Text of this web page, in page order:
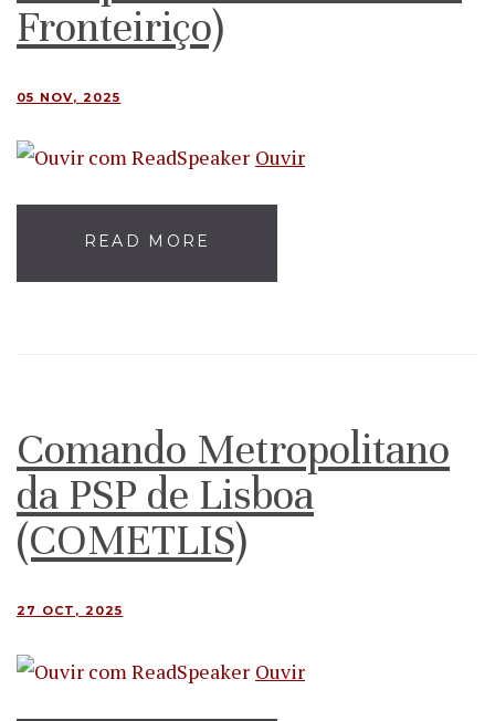
Fronteiriço)
05 NOV, 2025
Ouvir
READ MORE
Comando Metropolitano
da PSP de Lisboa
(COMETLIS)
27 OCT, 2025
Ouvir